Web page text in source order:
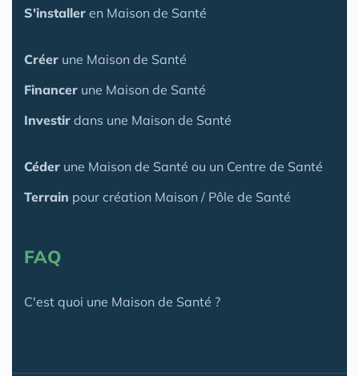
S'installer en Maison de Santé
Créer une Maison de Santé
Financer une Maison de Santé
Investir dans une Maison de Santé
Céder une Maison de Santé ou un Centre de Santé
Terrain pour création Maison / Pôle de Santé
FAQ
C'est quoi une Maison de Santé ?